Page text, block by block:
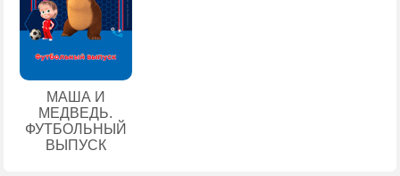
МАША И
МЕДВЕДЬ.
ФУТБОЛЬНЫЙ
ВЫПУСК